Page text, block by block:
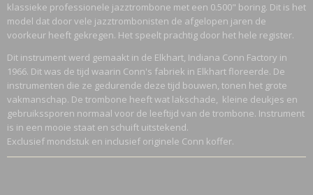
6,07 Kg
Bruto gewicht
8,07 Kg
klassieke professionele jazztrombone met een 0.500" boring. Dit is het
model dat door vele jazztrombonisten de afgelopen jaren de
voorkeur heeft gekregen. Het speelt prachtig door het hele register.
Dit instrument werd gemaakt in de Elkhart, Indiana Conn Factory in
1966. Dit was de tijd waarin Conn's fabriek in Elkhart floreerde. De
instrumenten die ze gedurende deze tijd bouwen, tonen het grote
vakmanschap. De trombone heeft wat lakschade, kleine deukjes en
gebruikssporen normaal voor de leeftijd van de trombone. Instrument
is in een mooie staat en schuift uitstekend.
Exclusief mondstuk en inclusief originele Conn koffer.